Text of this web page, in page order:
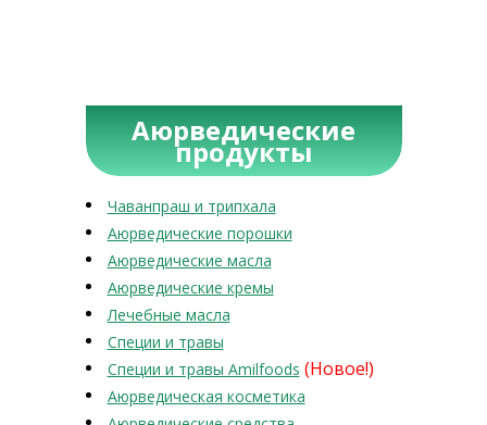
Аюрведические
продукты
Чаванпраш и трипхала
Аюрведические порошки
Аюрведические масла
Аюрведические кремы
Лечебные масла
Специи и травы
Специи и травы Amilfoods (Новое!)
Аюрведическая косметика